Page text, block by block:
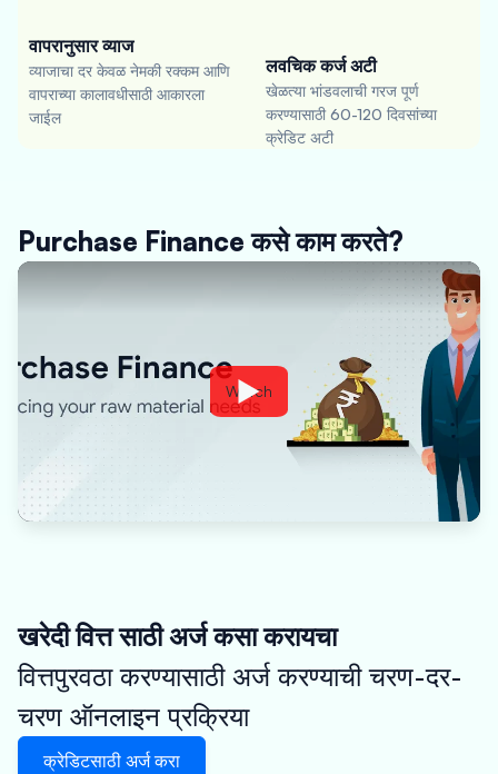
वापरानुसार व्याज
व्याजाचा दर केवळ नेमकी रक्कम आणि
वापराच्या कालावधीसाठी आकारला
जाईल
लवचिक कर्ज अटी
खेळत्या भांडवलाची गरज पूर्ण
करण्यासाठी 60-120 दिवसांच्या
क्रेडिट अटी
Purchase Finance कसे काम करते?
Watch
खरेदी वित्त साठी अर्ज कसा करायचा
वित्तपुरवठा करण्यासाठी अर्ज करण्याची चरण-दर-
चरण ऑनलाइन प्रक्रिया
क्रेडिटसाठी अर्ज करा